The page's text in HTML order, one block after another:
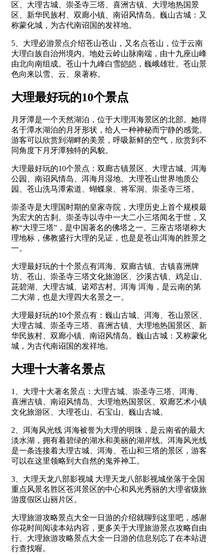
区、大理古城、崇圣寺三塔、喜洲古镇、大理地热国景
区、新华民族村、双廊小镇、南诏风情岛。巍山古城：又
称蒙化城，为古代南诏国的发祥地。
5、大理必游景点介绍苍山苍山，又名点苍山，位于云南
大理白族自治州境内。地处云岭山脉南端，由十九座山峰
由北向南组成。苍山十九峰白雪皑皑，巍峨雄壮。苍山景
色向来以雪、云、泉著称。
大理最好玩的10个景点
月牙潭是一个天然湖泊，位于大理洱海景区的北部。她得
名于潭水湖泊的月牙形状，给人一种神秘而宁静的感觉。
游客可以欣赏到湖畔的美景，呼吸新鲜的空气，欣赏到不
同角度下月牙潭独特的风貌。
大理最好玩的10个景点：双廊古镇景区、大理古城、洱海
公园、南诏风情岛、洱海月湿地、大理苍山世界地质公
园、苍山洗马潭索道、蝴蝶泉、将军洞、崇圣寺三塔。
崇圣寺是大理国时期的皇家寺院，大理历史上首个规模最
为宏大的古刹。崇圣寺以寺中一大二小三塔闻名于世，又
称“大理三塔”，是中国著名的佛塔之一。三座古塔堪称大
理地标，佛教盛行大理的见证，也是是苍山洱海的胜景之
一。
大理最好玩的十个景点有洱海、双廊古镇、古镇喜洲牌
坊、苍山、崇圣寺三塔文化旅游区、沙溪古镇、鸡足山、
茈碧湖、大理古城、诺邓古村。洱海 洱海，是云南的第
二大湖，也是大理四大名景之一。
大理最好玩的10个景点有：巍山古城、洱海、苍山景区、
大理古城、崇圣寺三塔、喜洲古镇、大理地热国景区、新
华民族村、双廊小镇、南诏风情岛。巍山古城：又称蒙化
城，为古代南诏国的发祥地。
大理十大著名景点
1、大理十大著名景点：大理古城、崇圣寺三塔、洱海、
喜洲古镇、南诏风情岛、大理地热国景区、双廊艺术小镇
文化旅游区、大理苍山、石宝山、巍山古城。
2、洱海风光线 洱海被誉为大理的明珠，是云南省的最大
淡水湖，拥有着碧绿的湖水和美丽的湖岸线。洱海风光线
是一条连接着大理古城、洱海、苍山和三塔的景区，游客
可以在这里领略到大自然的鬼斧神工。
3、大理天龙八部影视城 大理天龙八部影视城坐落于全国
重点风景名胜区苍洱景区的中心和风光秀丽的大理省级旅
游度假区山丽片区。
大理旅游攻略景点大全一日游的介绍就聊到这里吧，感谢
你花时间阅读本站内容，更多关于大理旅游景点攻略自由
行、大理旅游攻略景点大全一日游的信息别忘了在本站进
行查找喔。